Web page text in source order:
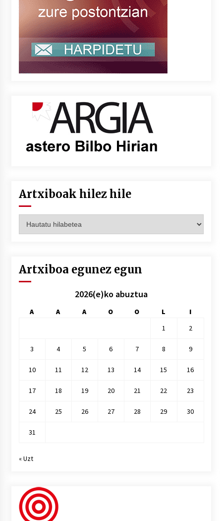
Artxiboak hilez hile
hilez
Artxiboa egunez egun
2026(e)ko abuztua
A A A O O L
I
1
2
3 4 5 6 7 8 9
10 11 12 13 14 15 16
17 18 19 20 21 22 23
24 25 26 27 28 29 30
31
« Uzt